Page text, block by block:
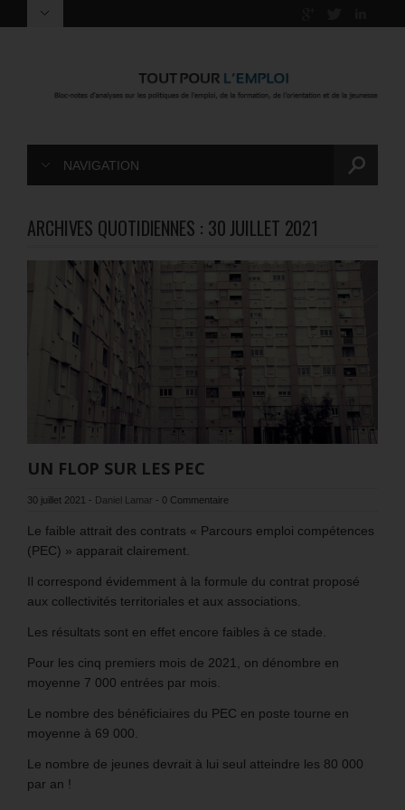
NAVIGATION
ARCHIVES QUOTIDIENNES : 30 JUILLET 2021
UN FLOP SUR LES PEC
30 juillet 2021 - Daniel Lamar - 0 Commentaire
Le faible attrait des contrats « Parcours emploi compétences
(PEC) » apparait clairement.
Il correspond évidemment à la formule du contrat proposé
aux collectivités territoriales et aux associations.
Les résultats sont en effet encore faibles à ce stade.
Pour les cinq premiers mois de 2021, on dénombre en
moyenne 7 000 entrées par mois.
Le nombre des bénéficiaires du PEC en poste tourne en
moyenne à 69 000.
Le nombre de jeunes devrait à lui seul atteindre les 80 000
par an !